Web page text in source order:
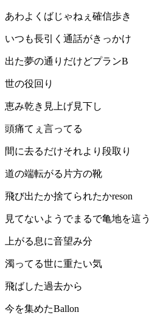
あわよくばじゃねぇ確信歩き
いつも長引く通話がきっかけ
出た夢の通りだけどプランB
世の役回り
恵み乾き見上げ見下し
頭痛てぇ言ってる
間に去るだけそれより段取り
道の端転がる片方の靴
飛び出たか捨てられたかreson
見てないようでまるで亀地を這う
上がる息に音望み分
濁ってる世に重たい気
飛ばした過去から
今を集めたBallon